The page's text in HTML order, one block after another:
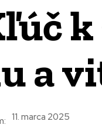
a
11. marca 2025